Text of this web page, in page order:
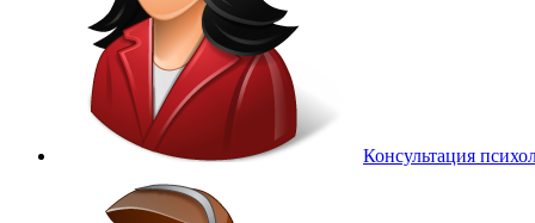
Консультация